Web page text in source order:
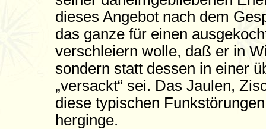
dieses Angebot nach dem
das ganze für einen
verschleiern wolle, daß er in
sondern statt dessen in einer
„versackt“ sei. Das Jaulen,
diese typischen
herginge.